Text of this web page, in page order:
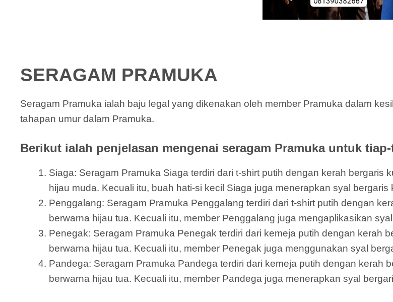
SERAGAM PRAMUKA
Seragam Pramuka ialah baju legal yang dikenakan oleh member Pramuka dalam
tahapan umur dalam Pramuka.
Berikut ialah penjelasan mengenai seragam Pramuka untuk
Siaga: Seragam Pramuka Siaga terdiri dari t-shirt putih dengan kerah bergaris
hijau muda. Kecuali itu, buah hati-si kecil Siaga juga menerapkan syal
Penggalang: Seragam Pramuka Penggalang terdiri dari t-shirt putih dengan
berwarna hijau tua. Kecuali itu, member Penggalang juga mengaplikasikan
Penegak: Seragam Pramuka Penegak terdiri dari kemeja putih dengan kerah
berwarna hijau tua. Kecuali itu, member Penegak juga menggunakan syal
Pandega: Seragam Pramuka Pandega terdiri dari kemeja putih dengan kerah
berwarna hijau tua. Kecuali itu, member Pandega juga menerapkan syal